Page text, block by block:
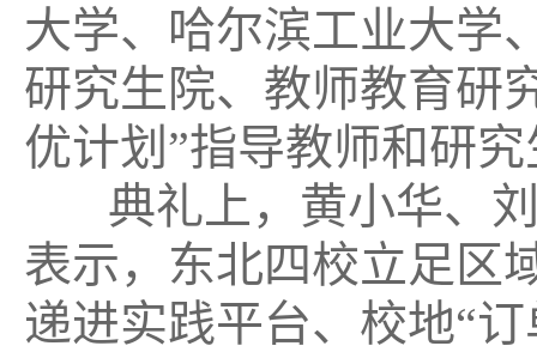
大学、哈尔滨工业大学
研究生院、教师教育研
优计划”指导教师和研
典礼上，黄小华、刘
表示，东北四校立足区
递进实践平台、校地“